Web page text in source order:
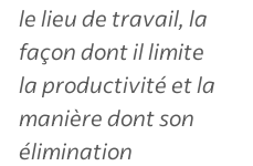
le lieu de travail, la
façon dont il limite
la productivité et la
manière dont son
élimination